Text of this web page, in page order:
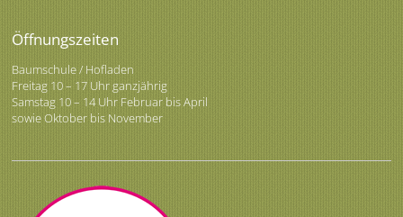
Öffnungszeiten
Baumschule / Hofladen
Freitag 10 – 17 Uhr ganzjährig
Samstag 10 – 14 Uhr Februar bis April
sowie Oktober bis November